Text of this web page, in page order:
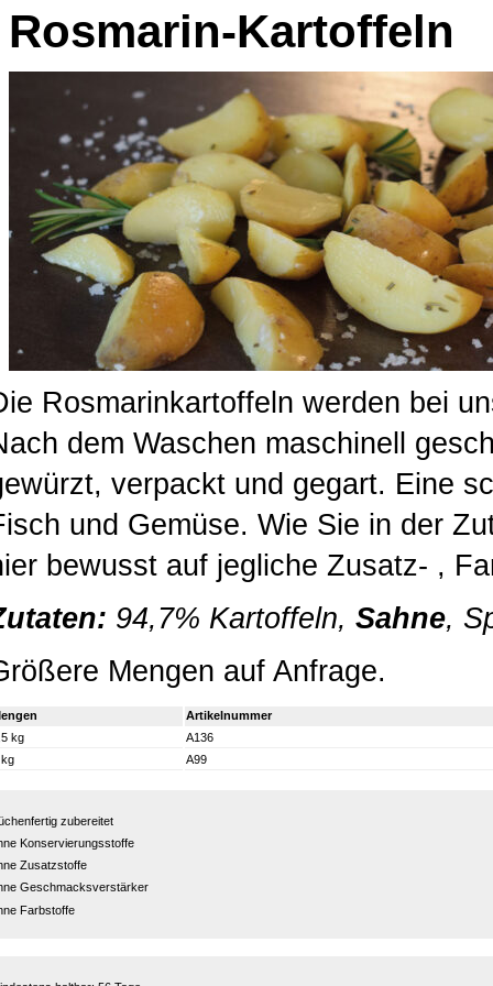
Rosmarin-Kartoffeln
Rosmarinkartoffeln werden bei
dem Waschen maschinell
verpackt und gegart. Eine
und Gemüse. Wie Sie in der
bewusst auf jegliche Zusatz- ,
94,7% Kartoffeln, Sahne,
Mengen auf Anfrage.
Artikelnummer
kg
A136
A99
zubereitet
Konservierungsstoffe
Zusatzstoffe
Geschmacksverstärker
Farbstoffe